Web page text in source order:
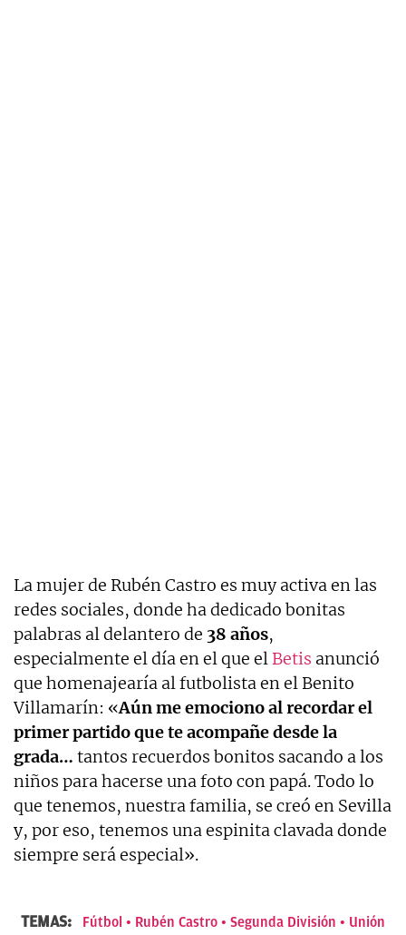
La mujer de Rubén Castro es muy activa en las
redes sociales, donde ha dedicado bonitas
palabras al delantero de 38 años,
especialmente el día en el que el Betis anunció
que homenajearía al futbolista en el Benito
Villamarín: «Aún me emociono al recordar el
primer partido que te acompañe desde la
grada… tantos recuerdos bonitos sacando a los
niños para hacerse una foto con papá. Todo lo
que tenemos, nuestra familia, se creó en Sevilla
y, por eso, tenemos una espinita clavada donde
siempre será especial».
TEMAS: Fútbol Rubén Castro Segunda División
Unión